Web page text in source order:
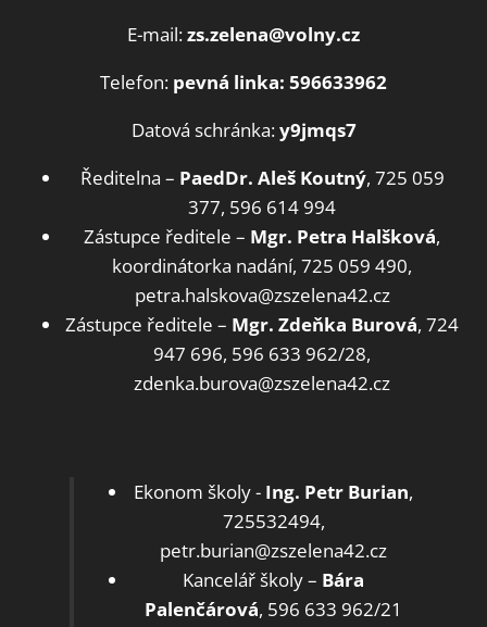
E-mail:zs.zelena@volny.cz
Telefon: pevná linka: 596633962
Datová schránka:y9jmqs7
Ředitelna – PaedDr. Aleš Koutný, 725 059
377, 596 614 994
Zástupce ředitele – Mgr. Petra Halšková,
koordinátorka nadání, 725 059 490,
petra.halskova@zszelena42.cz
Zástupce ředitele – Mgr. Zdeňka Burová, 724
947 696, 596 633 962/28,
zdenka.burova@zszelena42.cz
Ekonom školy - Ing. Petr Burian,
725532494,
petr.burian@zszelena42.cz
Kancelář školy – Bára
Palenčárová, 596 633 962/21